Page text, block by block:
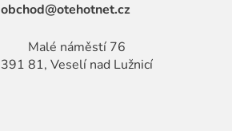
obchod@otehotnet.cz
Malé náměstí 76
391 81, Veselí nad Lužnicí